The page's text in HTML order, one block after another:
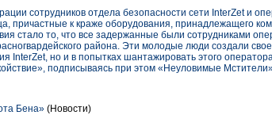
сотрудников отдела безопасности сети InterZet и
причастные к краже оборудования, принадлежащего
стало то, что все задержанные были сотрудниками
района. Эти молодые люди создали
InterZet, но и в попытках шантажировать этого
подписываясь при этом «Неуловимые
Бена» (Новости)